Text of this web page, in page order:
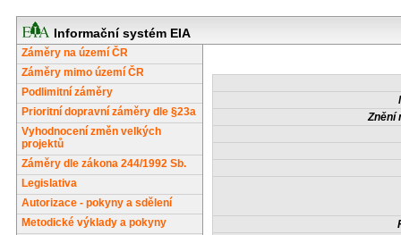
Informační systém EIA
Záměry na území ČR
Záměry mimo území ČR
Podlimitní záměry
Prioritní dopravní záměry dle §23a
Vyhodnocení změn velkých
projektů
Záměry dle zákona 244/1992 Sb.
Legislativa
Autorizace - pokyny a sdělení
Metodické výklady a pokyny
Znění